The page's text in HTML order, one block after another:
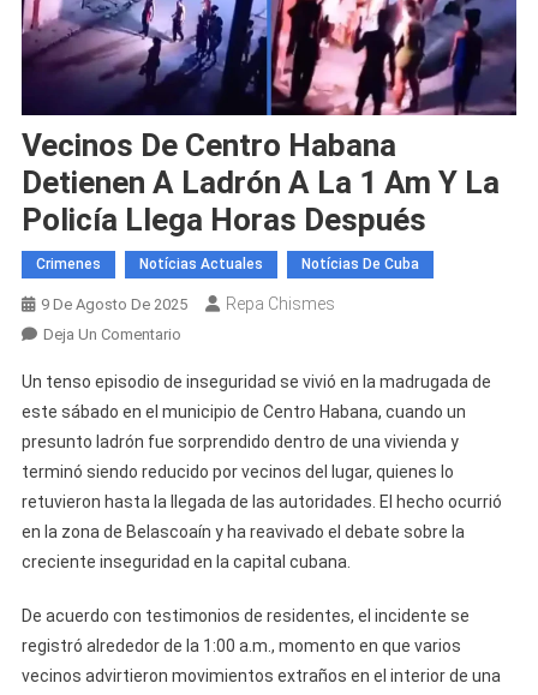
Vecinos De Centro Habana
Detienen A Ladrón A La 1 Am Y La
Policía Llega Horas Después
Crimenes Notícias Actuales Notícias De Cuba
9 De Agosto De 2025 Repa Chismes
Deja Un ComentarioEn
De
Centro
Habana
Detienen
A
Ladrón
A
1
Am
Un tenso episodio de inseguridad se vivió en la madrugada de
este sábado en el municipio de Centro Habana, cuando un
presunto ladrón fue sorprendido dentro de una vivienda y
terminó siendo reducido por vecinos del lugar, quienes lo
retuvieron hasta la llegada de las autoridades. El hecho ocurrió
en la zona de Belascoaín y ha reavivado el debate sobre la
creciente inseguridad en la capital cubana.
De acuerdo con testimonios de residentes, el incidente se
registró alrededor de la 1:00 a.m., momento en que varios
vecinos advirtieron movimientos extraños en el interior de una